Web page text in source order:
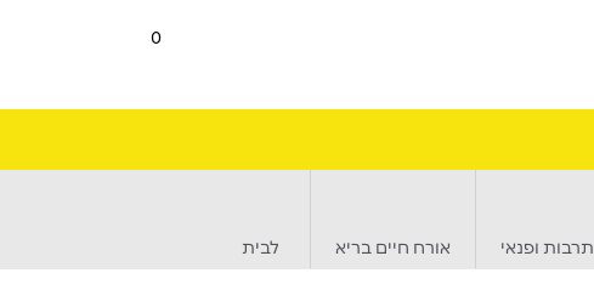
0
תרבות ופנאי אורח חיים בריא לבית